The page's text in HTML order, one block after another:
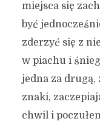
miejsca się
być
zderzyć się z
w piachu i
jedna za drugą,
znaki,
chwil i